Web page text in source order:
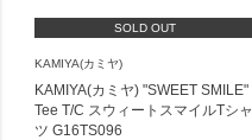
SOLD OUT
KAMIYA(カミヤ)
KAMIYA(カミヤ) "SWEET SMILE"
Tee T/C スウィートスマイルTシャ
ツ G16TS096